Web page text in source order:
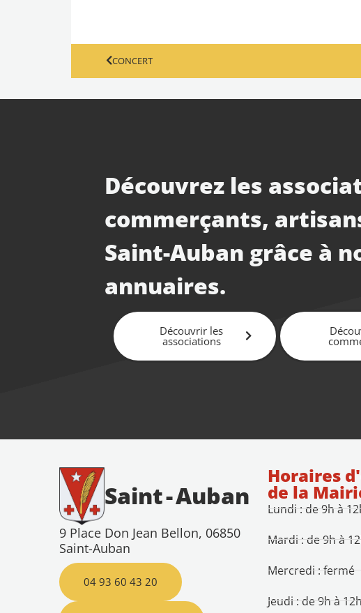
CONCERT
Découvrez les
commerçants,
Saint-Auban grâce à
annuaires.
Découvrir les
associations
Saint-Auban
9 Place Don Jean Bellon, 06850
Saint-Auban
04 93 60 43 20
Horaires
de la
Lundi : de 9h à
Mardi : de 9h à
Mercredi : fermé
Jeudi : de 9h à